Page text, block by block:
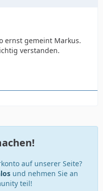
ernst gemeint Markus.
verstanden.
auf unserer Seite?
und nehmen Sie an
teil!